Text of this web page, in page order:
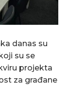
danas su
su se
projekta
za građane